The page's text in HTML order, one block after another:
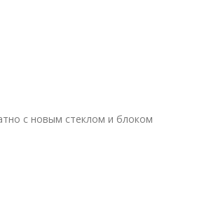
с новым стеклом и блоком